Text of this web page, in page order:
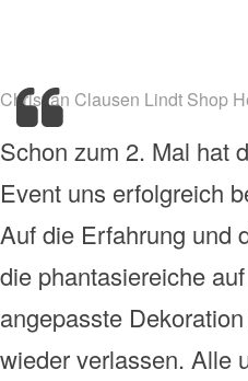
Christian Clausen Lindt Shop
Schon zum 2. Mal hat
Event uns erfolgreich
Auf die Erfahrung und
die phantasiereiche
angepasste
wieder verlassen. Alle